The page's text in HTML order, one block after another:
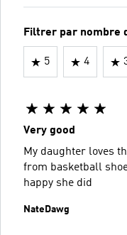
Filtrer par nombre
5 4
Very good
My daughter loves
from basketball
happy she did
NateDawg